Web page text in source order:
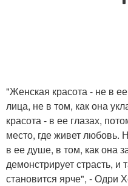
"Женская красота - не в
лица, не в том, как она
красота - в ее глазах,
место, где живет любовь.
в ее душе, в том, как она
демонстрирует страсть, и
становится ярче", - Одри